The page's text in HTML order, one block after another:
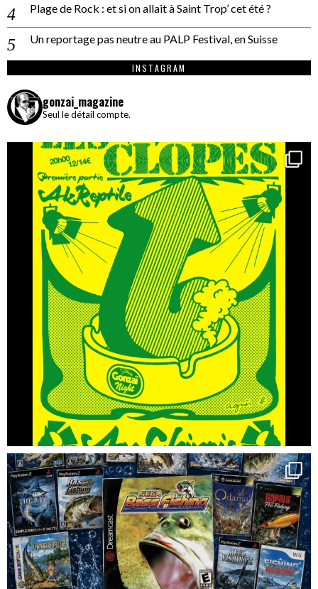
Plage de Rock : et si on allait à Saint Trop’ cet été ?
Un reportage pas neutre au PALP Festival, en Suisse
INSTAGRAM
gonzai_magazine
Seul le détail compte.